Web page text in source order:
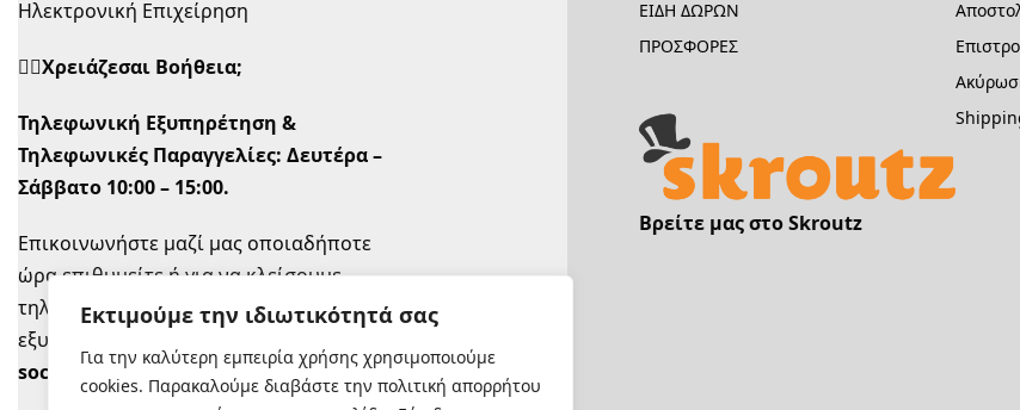
Εκτιμούμε την ιδιωτικότητά σας
Για την καλύτερη εμπειρία χρήσης χρησιμοποιούμε
cookies. Παρακαλούμε διαβάστε την πολιτική απορρήτου
Ηλεκτρονική Επιχείρηση
🙋‍♀️Χρειάζεσαι Βοήθεια;
Τηλεφωνική Εξυπηρέτηση &
Τηλεφωνικές Παραγγελίες: Δευτέρα –
Σάββατο 10:00 – 15:00.
Επικοινωνήστε μαζί μας οποιαδήποτε
ώρα επιθυμείτε ή για να κλείσουμε
τηλεφωνικό ραντεβού την ώρα που σας
εξυπηρετεί στο
social
.
ΕΙΔΗ ΔΩΡΩΝ
ΠΡΟΣΦΟΡΕΣ
Βρείτε μας στο Skroutz